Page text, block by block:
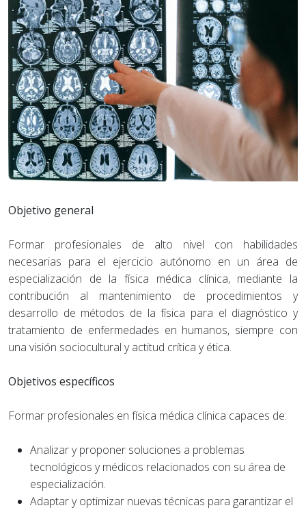
Objetivo general
Formar profesionales de alto nivel con habilidades
necesarias para el ejercicio autónomo en un área de
especialización de la física médica clínica, mediante la
contribución al mantenimiento de procedimientos y
desarrollo de métodos de la física para el diagnóstico y
tratamiento de enfermedades en humanos, siempre con
una visión sociocultural y actitud crítica y ética.
Objetivos específicos
Formar profesionales en física médica clínica capaces de:
Analizar y proponer soluciones a problemas
tecnológicos y médicos relacionados con su área de
especialización.
Adaptar y optimizar nuevas técnicas para garantizar el